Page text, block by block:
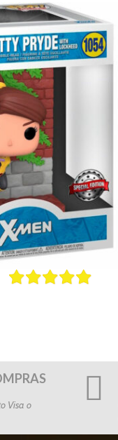
Visa o